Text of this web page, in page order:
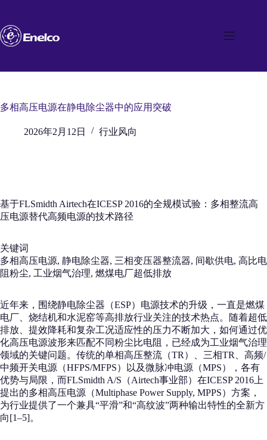
内
容
多相高压电源在静电除尘器中的应用突破
2026年2月12日 行业风向
基于FLSmidth Airtech在ICESP 2016的全规模试验：多相整流高
压电源替代高频电源的技术路径
关键词
多相高压电源, 静电除尘器, 三相变压器整流器, 间歇供电, 高比电
阻粉尘, 工业烟气治理, 燃煤电厂超低排放
近年来，围绕静电除尘器（ESP）电源技术的升级，一直是燃煤
电厂、烧结机和水泥窑等高排放行业关注的技术热点。随着超低
排放、提效降耗和复杂工况适应性的压力不断加大，如何通过优
化高压电源波形来匹配不同粉尘比电阻，已经成为工业烟气治理
领域的关键问题。传统的单相高压整流（TR）、三相TR、高频/
中频开关电源（HFPS/MFPS）以及微脉冲电源（MPS），各有
优势与局限，而FLSmidth A/S（Airtech事业部）在ICESP 2016上
提出的多相高压电源（Multiphase Power Supply, MPPS）方案，
为行业提供了一个兼具“平滑”和“高纹波”两种输出特性的全新方
向[1–5]。